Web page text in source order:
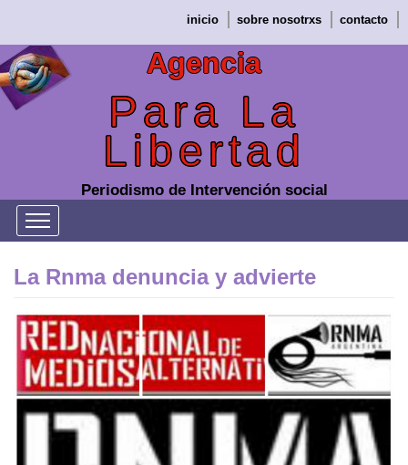
contenido
inicio sobre nosotrxs contacto
Agencia
Para La
Libertad
Periodismo de Intervención social
La Rnma denuncia y advierte